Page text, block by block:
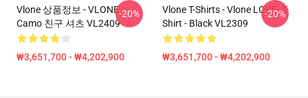
Vlone 상품정보 - VLONE
Camo 친구 셔츠 VL2409
₩3,651,700 - ₩4,202,900
-20%
Vlone T-Shirts - Vlone LOVE- T-
Shirt - Black VL2309
₩3,651,700 - ₩4,202,900
-20%